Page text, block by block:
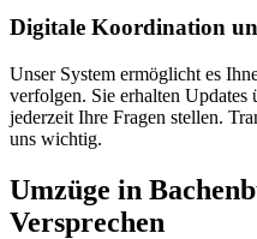
Digitale Koordination
Unser System ermöglicht es
verfolgen. Sie erhalten Updates
jederzeit Ihre Fragen stellen.
uns wichtig.
Umzüge in
Versprechen